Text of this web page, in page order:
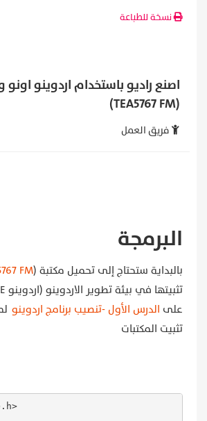
نسخة للطباعة
اصنع راديو باستخدام اردوينو
(TEA5767 FM)
فريق العمل
البرمجة
بالبداية ستحتاج إلى تحميل مكتبة (FM
على الدرس الأول -تنصيب برنامج اردوينو
تثبيت المكتبات